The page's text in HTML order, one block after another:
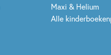
Maxi & Helium
Alle